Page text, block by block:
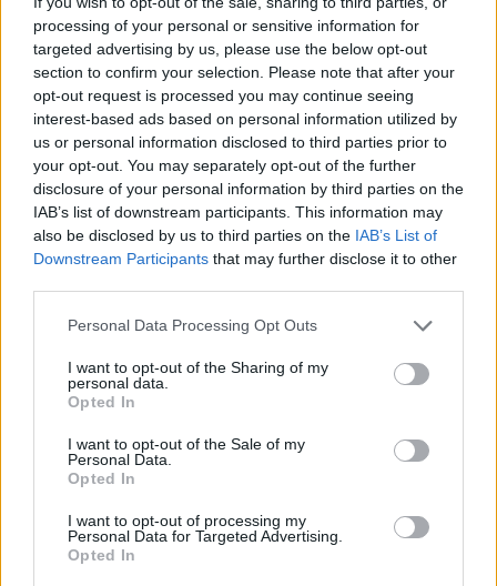
processing of your personal or sensitive information for
targeted advertising by us, please use the below opt-out
section to confirm your selection. Please note that after your
opt-out request is processed you may continue seeing
interest-based ads based on personal information utilized by
us or personal information disclosed to third parties prior to
your opt-out. You may separately opt-out of the further
disclosure of your personal information by third parties on the
IAB’s list of downstream participants. This information may
also be disclosed by us to third parties on the IAB’s List of
Downstream Participants that may further disclose it to other
Personal Data Processing Opt Outs
I want to opt-out of the Sharing of my
personal data.
Opted In
I want to opt-out of the Sale of my
Personal Data.
Opted In
I want to opt-out of processing my
Personal Data for Targeted Advertising.
Opted In
Vihar a Parlamentben: Magyar Péter csapdát
állított magának? | Gavra & Kóczián
ÖT 3
Magyar Péter és a Tisztítótűz: ez már
maga a kormányzás? | Gavra & Kóczián
a Visszhangkamrában
Tamás eltávolítása, a Nemzeti
Vagyonvisszaszerzési Hivatal felállítása és a
képviselői ciklusok számának korlátozása?
Kóczián Péter a legfrissebb adásban.
Magyar Péter és a Tisztítótűz: ez már maga a
kormányzás? | Gavra & Kóczián